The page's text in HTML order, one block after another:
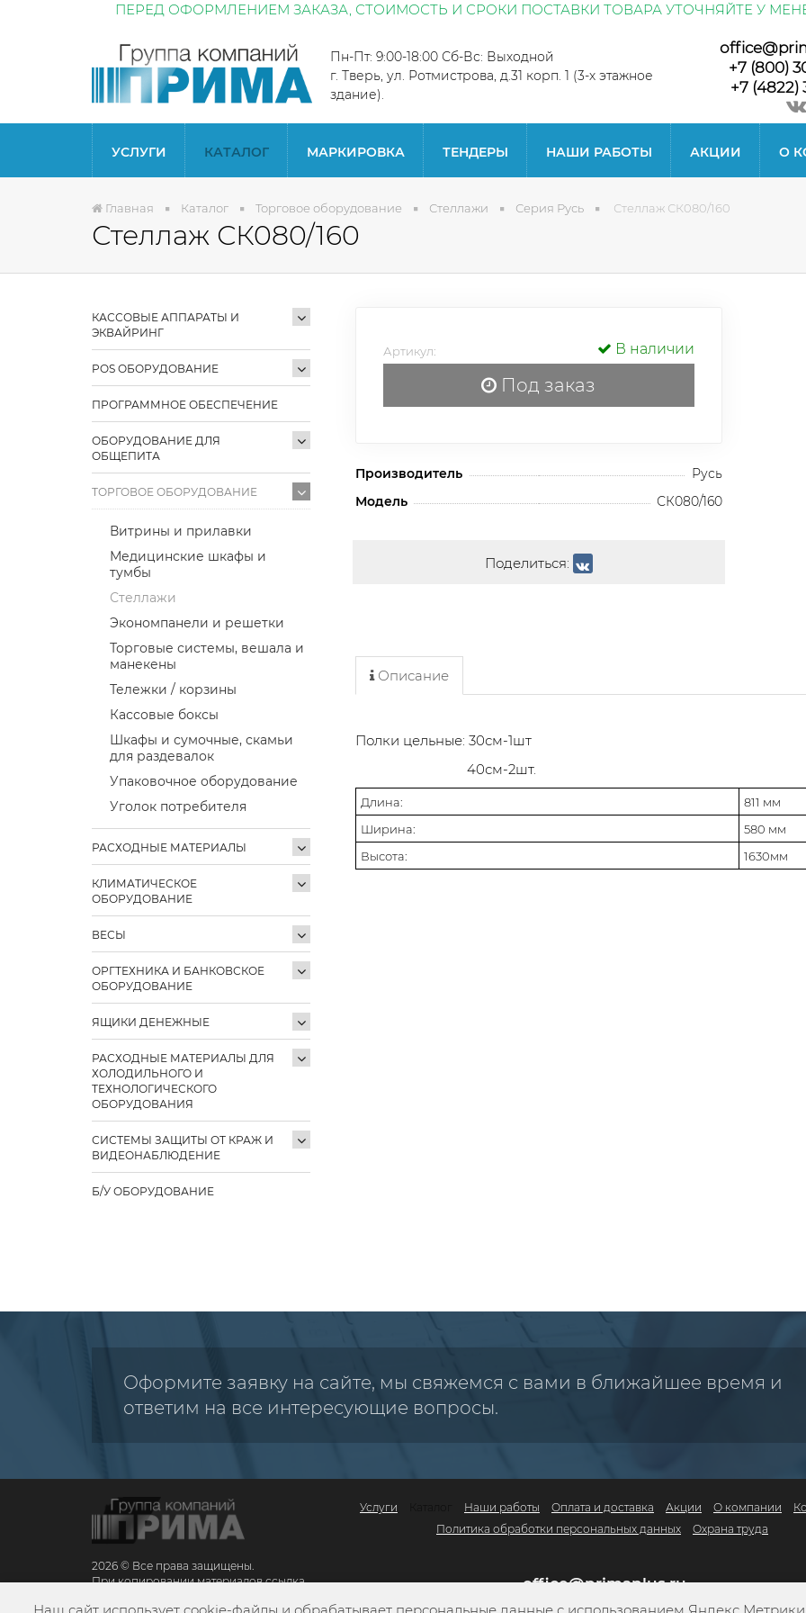
ПЕРЕД ОФОРМЛЕНИЕМ ЗАКАЗА, СТОИМОСТЬ И СРОКИ ПОСТАВКИ ТОВАРА УТОЧНЯЙТЕ У
Пн-Пт: 9:00-18:00 Сб-Вс: Выходной
г. Тверь, ул. Ротмистрова, д.31 корп. 1 (3-х этажное
здание).
+7 (800)
+7 (4822)
УСЛУГИ КАТАЛОГ МАРКИРОВКА ТЕНДЕРЫ НАШИ РАБОТЫ АКЦИИ О
Главная Каталог Торговое оборудование Стеллажи Серия Русь Стеллаж СК080/160
Стеллаж СК080/160
КАССОВЫЕ АППАРАТЫ И
ЭКВАЙРИНГ
POS ОБОРУДОВАНИЕ
ПРОГРАММНОЕ ОБЕСПЕЧЕНИЕ
ОБОРУДОВАНИЕ ДЛЯ
ОБЩЕПИТА
ТОРГОВОЕ ОБОРУДОВАНИЕ
Витрины и прилавки
Медицинские шкафы и
тумбы
Стеллажи
Экономпанели и решетки
Торговые системы, вешала и
манекены
Тележки / корзины
Кассовые боксы
Шкафы и сумочные, скамьи
для раздевалок
Упаковочное оборудование
Уголок потребителя
РАСХОДНЫЕ МАТЕРИАЛЫ
КЛИМАТИЧЕСКОЕ
ОБОРУДОВАНИЕ
ВЕСЫ
ОРГТЕХНИКА И БАНКОВСКОЕ
ОБОРУДОВАНИЕ
ЯЩИКИ ДЕНЕЖНЫЕ
РАСХОДНЫЕ МАТЕРИАЛЫ ДЛЯ
ХОЛОДИЛЬНОГО И
ТЕХНОЛОГИЧЕСКОГО
ОБОРУДОВАНИЯ
СИСТЕМЫ ЗАЩИТЫ ОТ КРАЖ И
ВИДЕОНАБЛЮДЕНИЕ
Б/У ОБОРУДОВАНИЕ
Артикул: В наличии
Под заказ
Производитель
Русь
Модель
СК080/160
Поделиться:
Описание
Полки цельные: 30см-1шт
40см-2шт.
Длина:
811 мм
Ширина:
580 мм
Высота:
1630мм
Оформите заявку на сайте, мы свяжемся с вами в ближайшее время и
ответим на все интересующие вопросы.
2026 © Все права защищены.
При копировании материалов ссылка
Услуги Наши работы Оплата и доставка Акции О компании
Политика обработки персональных данных
Охрана труда
office@primaplus.ru